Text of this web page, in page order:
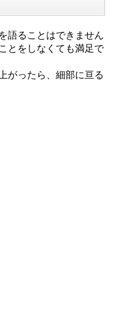
語ることはできません
とをしなくても満足で
がったら、細部に亘る